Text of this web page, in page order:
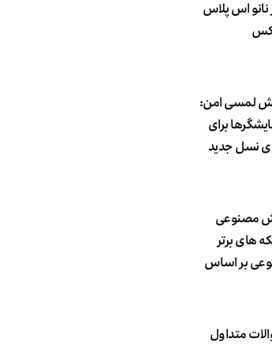
نانو اس پلاس
لمسی امن:
برای
نسل جدید
مصنوعی
های برتر
بر اساس
متداول